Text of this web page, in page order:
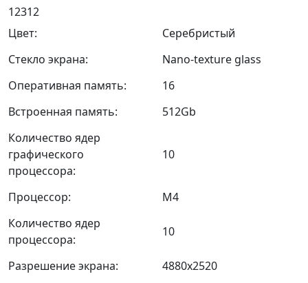
12312
Цвет:
Серебристый
Стекло экрана:
Nano-texture glass
Оперативная память:
16
Встроенная память:
512Gb
Количество ядер
графического
процессора:
10
Процессор:
M4
Количество ядер
процессора:
10
Разрешение экрана:
4880x2520